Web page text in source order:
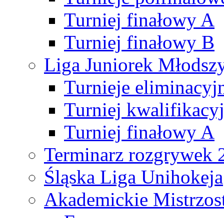
Turniej finałowy A
Turniej finałowy B
Liga Juniorek
Turnieje
Turniej
Turniej finałowy A
Terminarz rozgrywek
Śląska Liga Unihokeja
Akademickie